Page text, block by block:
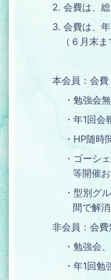
2. 会費は、
3. 会費は、
（６月末
本会員：会
・勉強会
・年1回会
・HP随時
・ゴーシ
等開催
・型別グ
間で解消
非会員：会費
・勉強会
・年1回